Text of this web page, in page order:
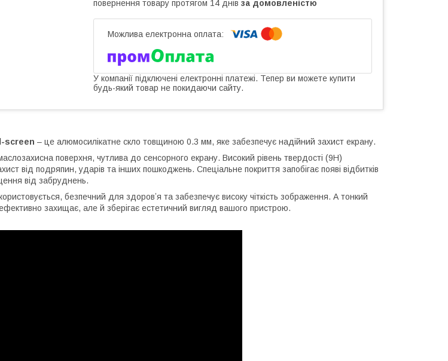
повернення товару протягом 14 днів за домовленістю
У компанії підключені електронні платежі. Тепер ви можете купити
будь-який товар не покидаючи сайту.
screen – це алюмосилікатне скло товщиною 0.3 мм, яке забезпечує надійний захист екрану.
поверхня, чутлива до сенсорного екрану. Високий рівень твердості (9H)
від подряпин, ударів та інших пошкоджень. Спеціальне покриття запобігає появі відбитків
від забруднень.
безпечний для здоровʼя та забезпечує високу чіткість зображення. А тонкий
захищає, але й зберігає естетичний вигляд вашого пристрою.